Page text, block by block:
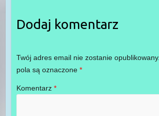
Dodaj komentarz
Twój adres email nie zostanie opublikowany.
pola są oznaczone *
Komentarz *